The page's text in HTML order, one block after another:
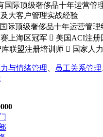
际顶级奢侈品十年运营管
大客户管理实战经验
际顶级奢侈品十年运营管理
赛上海区冠军  美国ACI注
联盟注册培训师  国家人
与情绪管理 员工关系管理